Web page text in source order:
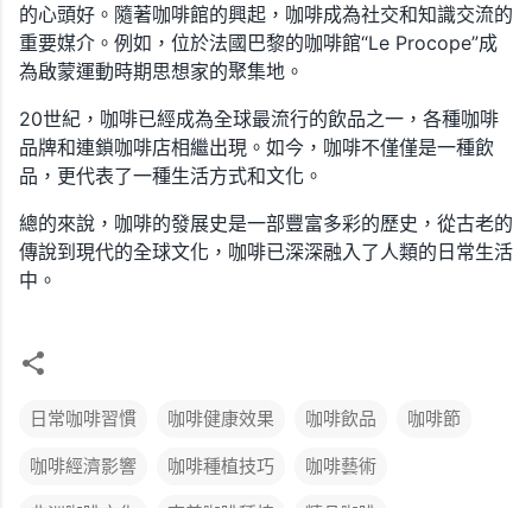
的心頭好。隨著咖啡館的興起，咖啡成為社交和知識交流的
重要媒介。例如，位於法國巴黎的咖啡館“Le Procope”成
為啟蒙運動時期思想家的聚集地。
20世紀，咖啡已經成為全球最流行的飲品之一，各種咖啡
品牌和連鎖咖啡店相繼出現。如今，咖啡不僅僅是一種飲
品，更代表了一種生活方式和文化。
總的來說，咖啡的發展史是一部豐富多彩的歷史，從古老的
傳說到現代的全球文化，咖啡已深深融入了人類的日常生活
中。
日常咖啡習慣 咖啡健康效果 咖啡飲品 咖啡節
咖啡經濟影響 咖啡種植技巧 咖啡藝術